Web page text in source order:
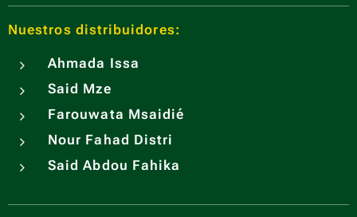
Nuestros distribuidores:
Ahmada Issa
Said Mze
Farouwata Msaidié
Nour Fahad Distri
Said Abdou Fahika